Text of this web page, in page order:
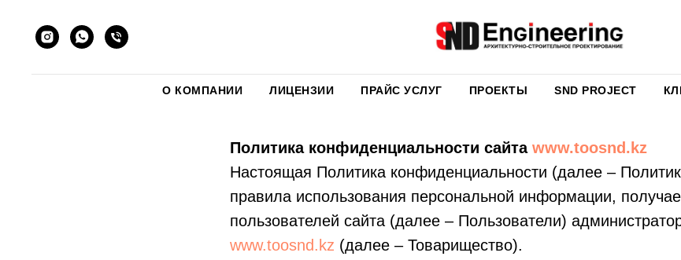
О КОМПАНИИ ЛИЦЕНЗИИ ПРАЙС УСЛУГ ПРОЕКТЫ SND PROJECT
Политика конфиденциальности сайта www.toosnd.kz
Настоящая Политика конфиденциальности (далее –
правила использования персональной информации,
пользователей сайта (далее – Пользователи)
www.toosnd.kz (далее – Товарищество).